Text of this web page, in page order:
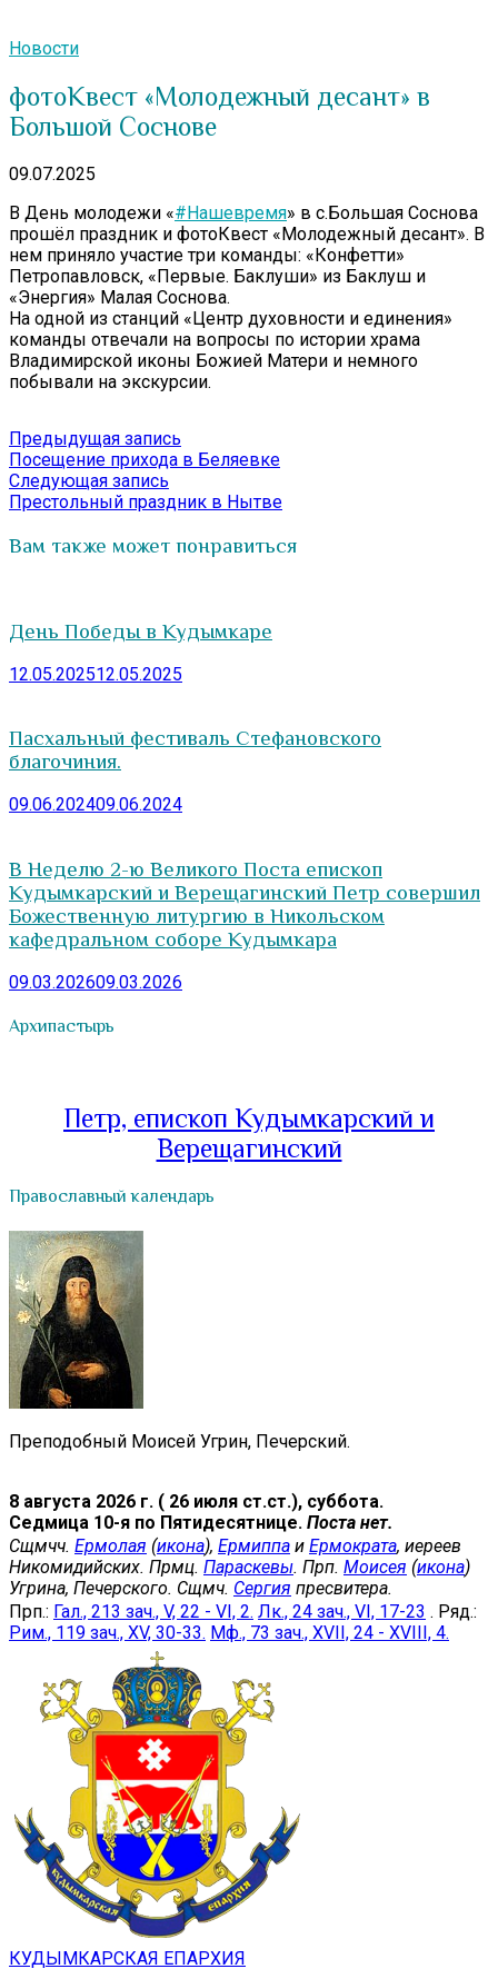
Новости
фотоКвест «Молодежный десант» в
Большой Соснове
09.07.2025
В День молодежи «#Нашевремя» в с.Большая Соснова
прошёл праздник и фотоКвест «Молодежный десант». В
нем приняло участие три команды: «Конфетти»
Петропавловск, «Первые. Баклуши» из Баклуш и
«Энергия» Малая Соснова.
На одной из станций «Центр духовности и единения»
команды отвечали на вопросы по истории храма
Владимирской иконы Божией Матери и немного
побывали на экскурсии.
Навигация
по
записям
Предыдущая запись
запись:
Посещение прихода в Беляевке
Следующая запись
запись:
Престольный праздник в Нытве
Вам также может понравиться
День Победы в Кудымкаре
12.05.202512.05.2025
Пасхальный фестиваль Стефановского
благочиния.
09.06.202409.06.2024
В Неделю 2-ю Великого Поста епископ
Кудымкарский и Верещагинский Петр совершил
Божественную литургию в Никольском
кафедральном соборе Кудымкара
09.03.202609.03.2026
Архипастырь
Петр, епископ Кудымкарский и
Верещагинский
Православный календарь
Преподобный Моисей Угрин, Печерский.
8 августа 2026 г. ( 26 июля ст.ст.), суббота.
Седмица 10-я по Пятидесятнице. Поста нет.
Сщмчч. Ермолая (икона), Ермиппа и Ермократа, иереев
Никомидийских. Прмц. Параскевы. Прп. Моисея (икона)
Угрина, Печерского. Сщмч. Сергия пресвитера.
Прп.: Гал., 213 зач., V, 22 - VI, 2. Лк., 24 зач., VI, 17-23 . Ряд.:
Рим., 119 зач., XV, 30-33. Мф., 73 зач., XVII, 24 - XVIII, 4.
КУДЫМКАРСКАЯ ЕПАРХИЯ